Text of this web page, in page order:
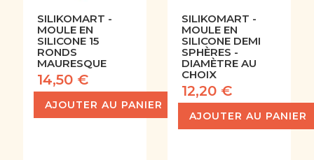
SILIKOMART -
MOULE EN
SILICONE 15
RONDS
MAURESQUE
14,50 €
AJOUTER AU PANIER
SILIKOMART -
MOULE EN
SILICONE DEMI
SPHÈRES -
DIAMÈTRE AU
CHOIX
12,20 €
AJOUTER AU PANIER